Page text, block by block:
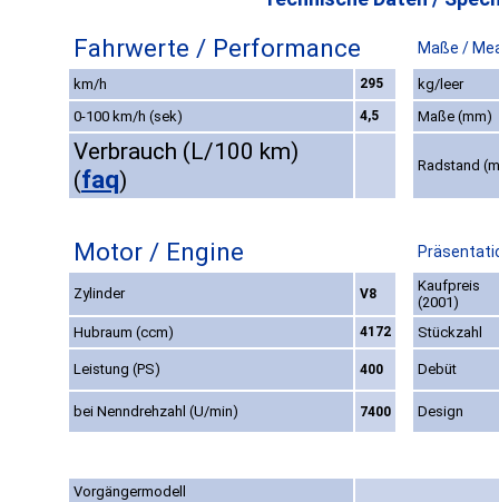
Fahrwerte / Performance Maße /
km/h 295
kg/leer
0-100 km/h (sek)
4,5 Maße (mm)
Verbrauch (L/100 km)
(faq)
Radstand
Motor / Engine
Zylinder V8
Kaufpreis
(2001)
Hubraum (ccm)
4172 Stückzahl
Leistung (PS) 400 Debüt
bei Nenndrehzahl (U/min) 7400 Design
Vorgängermodell